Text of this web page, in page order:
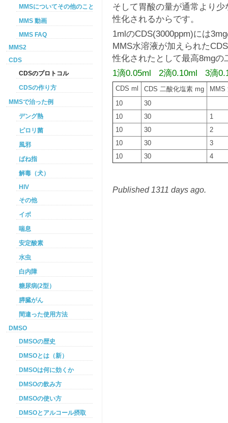
そして胃酸の量が通常より
性化されるからです。
1mlのCDS(3000ppm)には
MMS水溶液が加えられた
性化されたとして最高8mg
1滴0.05ml 2滴0.10ml 3滴
CDS ml CDS 二酸化塩素 mg
MMS
10
30
10
30
1
10
30
2
10
30
3
10
30 4
Published 1311 days ago.
MMSについてその他のこと
MMS 動画
MMS FAQ
MMS2
CDS
CDSのプロトコル
CDSの作り方
MMSで治った例
デング熱
ピロリ菌
風邪
ばね指
解毒（犬）
HIV
その他
イボ
喘息
安定酸素
水虫
白内障
糖尿病(2型）
膵臓がん
間違った使用方法
DMSO
DMSOの歴史
DMSOとは（新）
DMSOは何に効くか
DMSOの飲み方
DMSOの使い方
DMSOとアルコール摂取